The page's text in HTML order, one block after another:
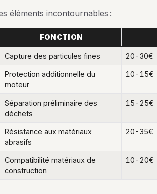
éléments incontournables :
FONCTION
Capture des particules fines 20-30€
Protection additionnelle du
moteur
10-15€
Séparation préliminaire des
déchets
15-25€
Résistance aux matériaux
abrasifs
20-35€
Compatibilité matériaux de
construction
10-20€